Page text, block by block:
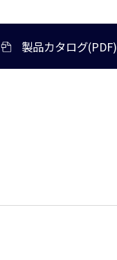
製品カタログ(PDF)